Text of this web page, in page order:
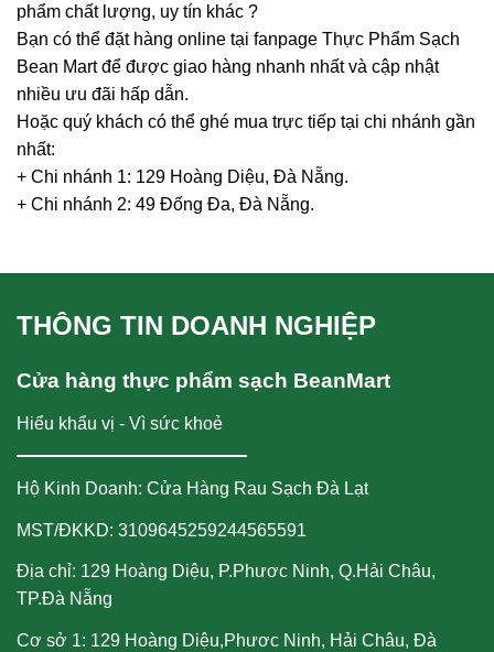
phẩm chất lượng, uy tín khác ?
Bạn có thể đặt hàng online tại fanpage Thực Phẩm Sạch
Bean Mart để được giao hàng nhanh nhất và cập nhật
nhiều ưu đãi hấp dẫn.
Hoặc quý khách có thể ghé mua trực tiếp tại chi nhánh gần
nhất:
+ Chi nhánh 1: 129 Hoàng Diệu, Đà Nẵng.
+ Chi nhánh 2: 49 Đống Đa, Đà Nẵng.
THÔNG TIN DOANH NGHIỆP
Cửa hàng thực phẩm sạch BeanMart
Hiểu khẩu vị - Vì sức khoẻ
Hộ Kinh Doanh: Cửa Hàng Rau Sạch Đà Lạt
MST/ĐKKD: 3109645259244565591
Địa chỉ: 129 Hoàng Diệu, P.Phươc Ninh, Q.Hải Châu,
TP.Đà Nẵng
Cơ sở 1: 129 Hoàng Diệu,Phươc Ninh, Hải Châu, Đà